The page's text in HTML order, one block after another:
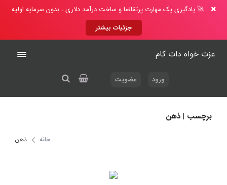
🚀 یادگیری یک مهارت پرتقاضا و ساخت درآمد دلاری ، بدون سرمایه اولیه
جزئیات بیشتر
عزت خواه دات کام
ورود عضویت
برچسب | ذهن
خانه ذهن